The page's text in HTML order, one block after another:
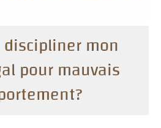
mon
pour mauvais